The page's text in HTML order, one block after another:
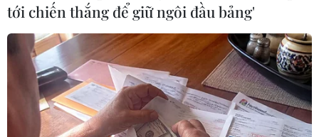
tới chiến thắng để giữ ngôi đầu bảng'